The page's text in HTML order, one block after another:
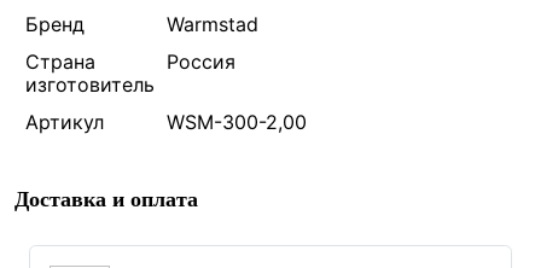
Бренд
Warmstad
Страна
изготовитель
Россия
Артикул WSM-300-2,00
Доставка и оплата